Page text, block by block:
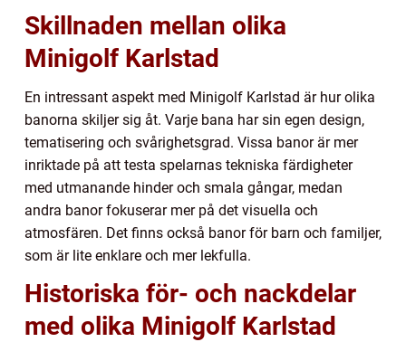
Skillnaden mellan olika
Minigolf Karlstad
En intressant aspekt med Minigolf Karlstad är hur olika
banorna skiljer sig åt. Varje bana har sin egen design,
tematisering och svårighetsgrad. Vissa banor är mer
inriktade på att testa spelarnas tekniska färdigheter
med utmanande hinder och smala gångar, medan
andra banor fokuserar mer på det visuella och
atmosfären. Det finns också banor för barn och familjer,
som är lite enklare och mer lekfulla.
Historiska för- och nackdelar
med olika Minigolf Karlstad